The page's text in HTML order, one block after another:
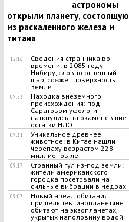
астрономы
открыли планету, состоящую
из раскаленного железа и
титана
12:16
Сведения странника во
времени: в 2085 году
Нибиру, словно огненный
шар, сожжет поверхность
Земли
09:53
Находка внеземного
происхождения: под
Саратовом уфологи
наткнулись на окаменевшие
остатки НЛО
09:31
Уникальное древнее
животное: в Китае нашли
черепаху возрастом 228
миллионов лет
09:17
Странный гул из-под земли:
жители американского
городка посетовали на
сильные вибрации в недрах
09:07
Новый ареал обитания
пришельцев: инопланетяне
обитают на экзопланетах,
укрытых наполовину водой